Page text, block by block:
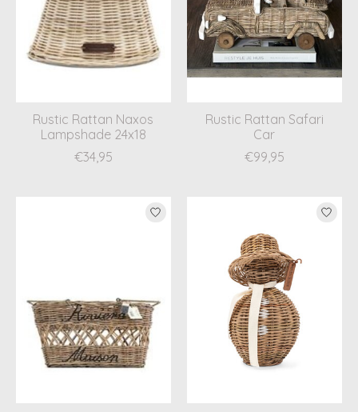
Rustic Rattan Naxos
Lampshade 24x18
€34,95
Rustic Rattan Safari
Car
€99,95